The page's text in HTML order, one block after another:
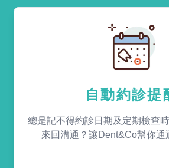
自動約診提
總是記不得約診日期及定期檢查
來回溝通？讓Dent&Co幫你通